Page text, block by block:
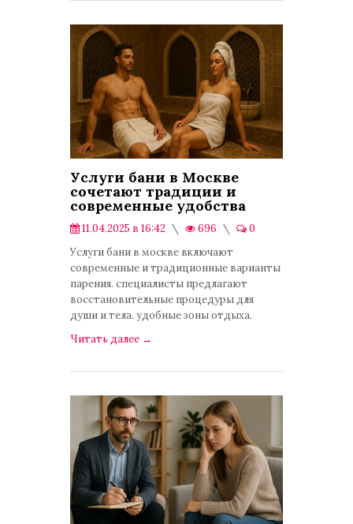
Услуги бани в Москве
сочетают традиции и
современные удобства
11.04.2025 в 16:42 696
0
Публикации
Услуги бани в москве включают
современные и традиционные варианты
парения. специалисты предлагают
восстановительные процедуры для
души и тела. удобные зоны отдыха.
Читать далее →